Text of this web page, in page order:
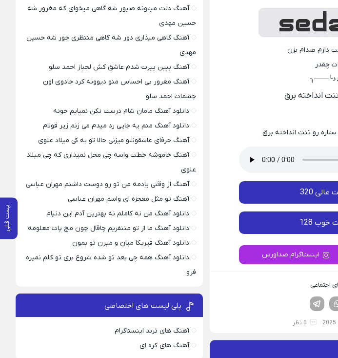
پست قبلی
دارم صدام بزن
چقدر
انداخته برق
رو تنت انداخته برق
320
128
اینستاگرام صداورس
اجتماعی
لینکدین
0 نظر
آهنگ دلت میتونه صبور شه گاهی میخوای که مغرور شه
حسین مهدی
آهنگ گاهی میذاری دور شه گاهی منتظری جور شه حسین
مهدی
آهنگ ببین پیرت شدم عاشق کش لجباز احمد سلو
آهنگ مغرور بی احساس منو دیوونه کرد جادوی اون
چشمات احمد سلو
دانلود آهنگ مامان شام درست نکن نمیایم خونه
دانلود آهنگ منم یه جایی رد میدم می زنم زیر قولام
آهنگ حرفای عاشقونتو میزنی حالا تو به کی میلاد علوی
آهنگ خاموشه خطت واسه چی محل نمیذاری که چی میلاد
علوی
آهنگ از وقتی یادمه من تو رو دوست داشتم مهران عباسی
آهنگ تو مثل معجزه ای واسم مهران عباسی
دانلود آهنگ من نه کاملم نه بهترین آدم این دنیام
دانلود آهنگ ما از تو متنفریم چاقال چون مچ پات معلومه
دانلود آهنگ فیریکا میان و میرن تو بمون
دانلود آهنگ همه چی بعد تو شده شروع بری تو کلم نمیره
فرو
پلی لیست های اختصاصی
آهنگ های ترند اینستاگرام
آهنگ های کره ای